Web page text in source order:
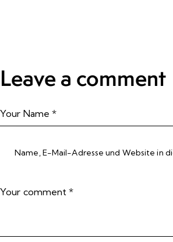
Leave a comment
Name, E-Mail-Adresse und Website in